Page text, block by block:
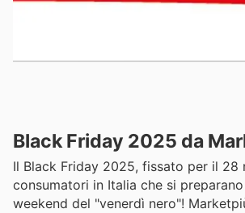
Black Friday 2025 da
Il Black Friday 2025, fissato per il
consumatori in Italia che si
weekend del "venerdì nero"!